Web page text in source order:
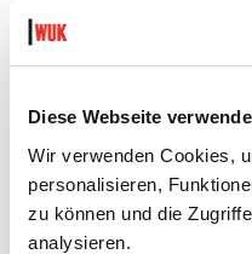
Diese Webseite
Wir verwenden Cookies,
personalisieren,
zu können und die
analysieren.